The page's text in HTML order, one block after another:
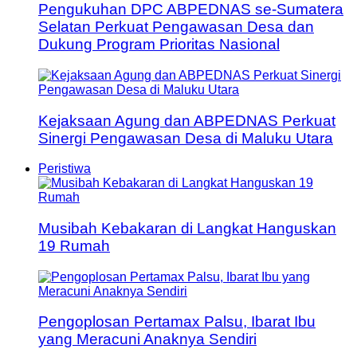
Pengukuhan DPC ABPEDNAS se-Sumatera
Selatan Perkuat Pengawasan Desa dan
Dukung Program Prioritas Nasional
Kejaksaan Agung dan ABPEDNAS Perkuat
Sinergi Pengawasan Desa di Maluku Utara
Peristiwa
Musibah Kebakaran di Langkat Hanguskan
19 Rumah
Pengoplosan Pertamax Palsu, Ibarat Ibu
yang Meracuni Anaknya Sendiri